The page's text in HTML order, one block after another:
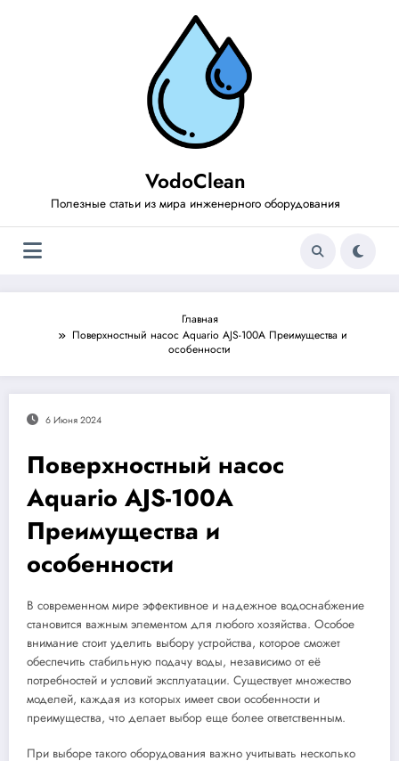
VodoClean
Полезные статьи из мира инженерного оборудования
Главная
Поверхностный насос Aquario AJS-100A Преимущества и
особенности
6 Июня 2024
Поверхностный насос
Aquario AJS-100A
Преимущества и
особенности
В современном мире эффективное и надежное водоснабжение
становится важным элементом для любого хозяйства. Особое
внимание стоит уделить выбору устройства, которое сможет
обеспечить стабильную подачу воды, независимо от её
потребностей и условий эксплуатации. Существует множество
моделей, каждая из которых имеет свои особенности и
преимущества, что делает выбор еще более ответственным.
При выборе такого оборудования важно учитывать несколько